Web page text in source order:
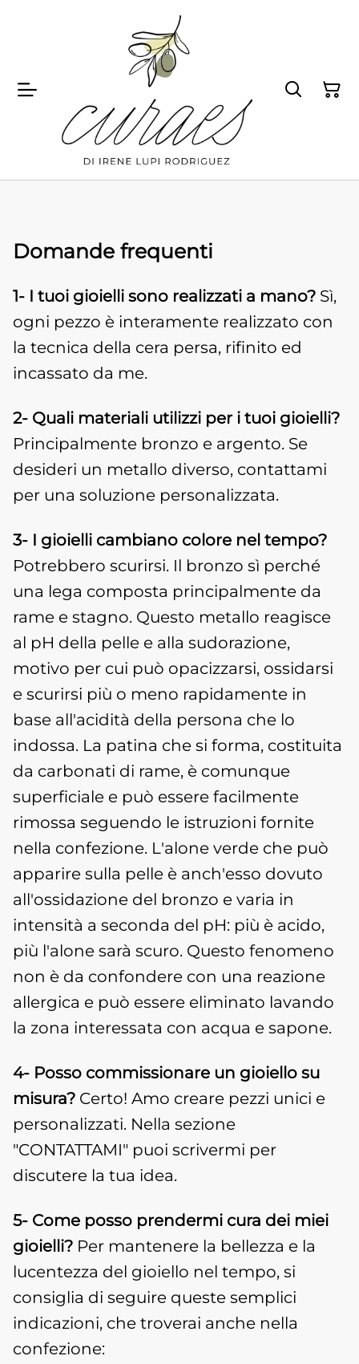
Domande frequenti
1- I tuoi gioielli sono realizzati a mano? Sì,
ogni pezzo è interamente realizzato con
la tecnica della cera persa, rifinito ed
incassato da me.
2- Quali materiali utilizzi per i tuoi gioielli?
Principalmente bronzo e argento. Se
desideri un metallo diverso, contattami
per una soluzione personalizzata.
3- I gioielli cambiano colore nel tempo?
Potrebbero scurirsi. Il bronzo sì perché
una lega composta principalmente da
rame e stagno. Questo metallo reagisce
al pH della pelle e alla sudorazione,
motivo per cui può opacizzarsi, ossidarsi
e scurirsi più o meno rapidamente in
base all'acidità della persona che lo
indossa. La patina che si forma, costituita
da carbonati di rame, è comunque
superficiale e può essere facilmente
rimossa seguendo le istruzioni fornite
nella confezione. L'alone verde che può
apparire sulla pelle è anch'esso dovuto
all'ossidazione del bronzo e varia in
intensità a seconda del pH: più è acido,
più l'alone sarà scuro. Questo fenomeno
non è da confondere con una reazione
allergica e può essere eliminato lavando
la zona interessata con acqua e sapone.
4- Posso commissionare un gioiello su
misura? Certo! Amo creare pezzi unici e
personalizzati. Nella sezione
"CONTATTAMI" puoi scrivermi per
discutere la tua idea.
5- Come posso prendermi cura dei miei
gioielli? Per mantenere la bellezza e la
lucentezza del gioiello nel tempo, si
consiglia di seguire queste semplici
indicazioni, che troverai anche nella
confezione: